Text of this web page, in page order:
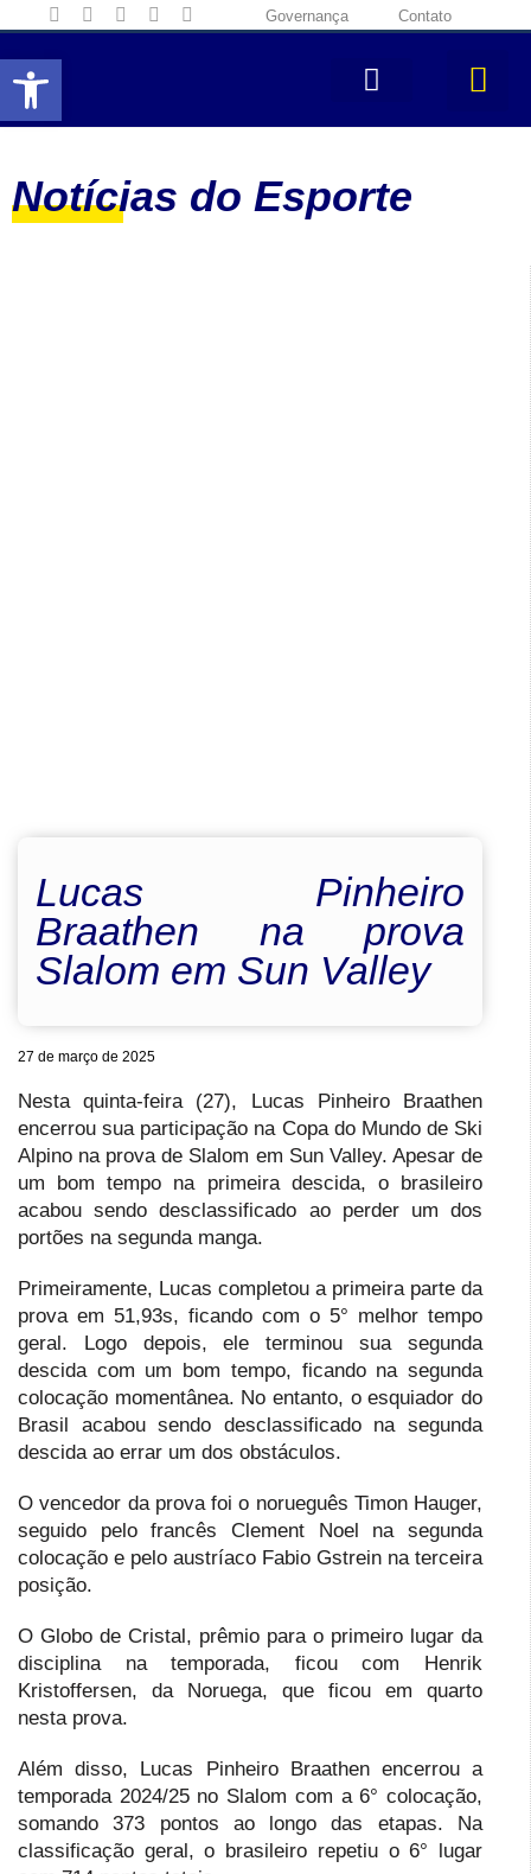
Abrir a barra de ferramentas
Governança Contato
Notícias do Esporte
Lucas Pinheiro
Braathen na prova
Slalom em Sun Valley
27 de março de 2025
Nesta quinta-feira (27), Lucas Pinheiro Braathen
encerrou sua participação na Copa do Mundo de Ski
Alpino na prova de Slalom em Sun Valley. Apesar de
um bom tempo na primeira descida, o brasileiro
acabou sendo desclassificado ao perder um dos
portões na segunda manga.
Primeiramente, Lucas completou a primeira parte da
prova em 51,93s, ficando com o 5° melhor tempo
geral. Logo depois, ele terminou sua segunda
descida com um bom tempo, ficando na segunda
colocação momentânea. No entanto, o esquiador do
Brasil acabou sendo desclassificado na segunda
descida ao errar um dos obstáculos.
O vencedor da prova foi o norueguês Timon Hauger,
seguido pelo francês Clement Noel na segunda
colocação e pelo austríaco Fabio Gstrein na terceira
posição.
O Globo de Cristal, prêmio para o primeiro lugar da
disciplina na temporada, ficou com Henrik
Kristoffersen, da Noruega, que ficou em quarto
nesta prova.
Além disso, Lucas Pinheiro Braathen encerrou a
temporada 2024/25 no Slalom com a 6° colocação,
somando 373 pontos ao longo das etapas. Na
classificação geral, o brasileiro repetiu o 6° lugar